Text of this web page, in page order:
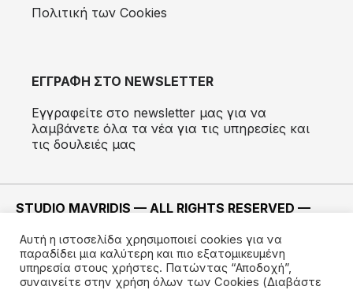
Πολιτική των Cookies
ΕΓΓΡΑΦΗ ΣΤΟ NEWSLETTER
Εγγραφείτε στο newsletter μας για να
λαμβάνετε όλα τα νέα για τις υπηρεσίες και
τις δουλειές μας
STUDIO MAVRIDIS — ALL RIGHTS RESERVED —
ΚΑΤΑΣΚΕΥΗ —IMODE
Αυτή η ιστοσελίδα χρησιμοποιεί cookies για να
παραδίδει μια καλύτερη και πιο εξατομικευμένη
υπηρεσία στους χρήστες. Πατώντας “Αποδοχή”,
συναινείτε στην χρήση όλων των Cookies (Διαβάστε